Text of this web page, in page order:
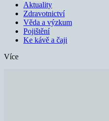
Aktuality
Zdravotnictví
Věda a výzkum
Pojištění
Ke kávě a čaji
Více